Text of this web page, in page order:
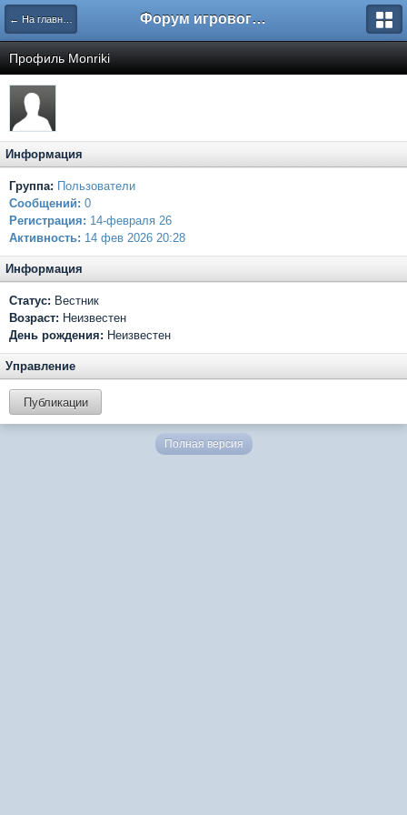
← На главную Форум игрового проекта Riverrise
Профиль Monriki
Информация
Группа: Пользователи
Сообщений: 0
Регистрация: 14-февраля 26
Активность: 14 фев 2026 20:28
Информация
Статус: Вестник
Возраст: Неизвестен
День рождения: Неизвестен
Управление
Публикации
Полная версия